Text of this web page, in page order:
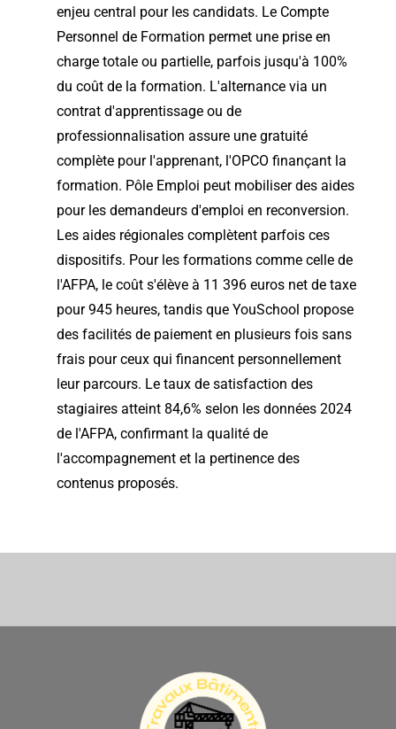
enjeu central pour les candidats. Le Compte
Personnel de Formation permet une prise en
charge totale ou partielle, parfois jusqu'à 100%
du coût de la formation. L'alternance via un
contrat d'apprentissage ou de
professionnalisation assure une gratuité
complète pour l'apprenant, l'OPCO finançant la
formation. Pôle Emploi peut mobiliser des aides
pour les demandeurs d'emploi en reconversion.
Les aides régionales complètent parfois ces
dispositifs. Pour les formations comme celle de
l'AFPA, le coût s'élève à 11 396 euros net de taxe
pour 945 heures, tandis que YouSchool propose
des facilités de paiement en plusieurs fois sans
frais pour ceux qui financent personnellement
leur parcours. Le taux de satisfaction des
stagiaires atteint 84,6% selon les données 2024
de l'AFPA, confirmant la qualité de
l'accompagnement et la pertinence des
contenus proposés.